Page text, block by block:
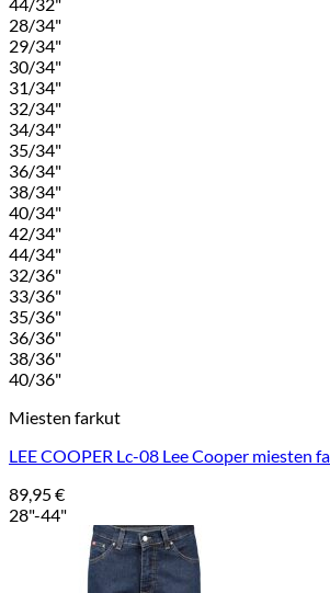
44/32"
28/34"
29/34"
30/34"
31/34"
32/34"
34/34"
35/34"
36/34"
38/34"
40/34"
42/34"
44/34"
32/36"
33/36"
35/36"
36/36"
38/36"
40/36"
Miesten farkut
LEE COOPER Lc-08 Lee Cooper miesten
89,95€
28"-44"